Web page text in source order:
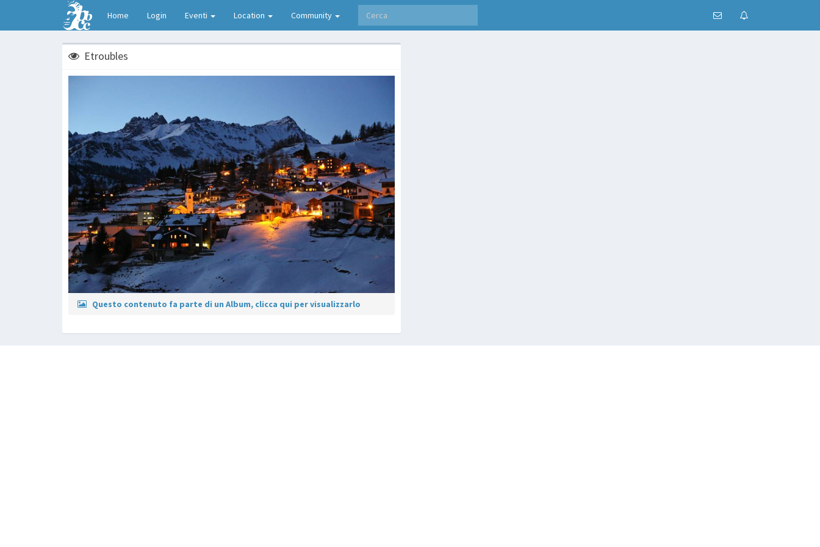
Home Login Eventi Location Community
Etroubles
Questo contenuto fa parte di un Album, clicca qui per visualizzarlo